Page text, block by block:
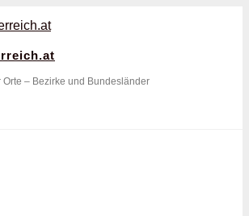
Orte – Bezirke und Bundesländer